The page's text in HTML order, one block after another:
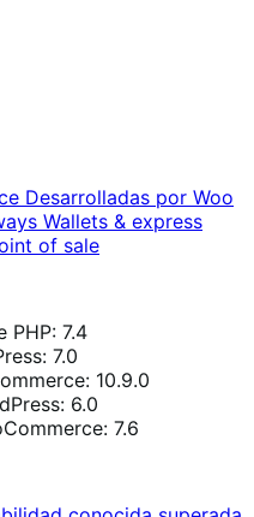
Desarrolladas por Woo
Wallets & express
of sale
PHP: 7.4
7.0
10.9.0
6.0
7.6